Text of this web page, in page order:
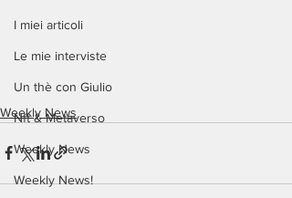
I miei articoli
Le mie interviste
Un thè con Giulio
Nft & Metaverso
Weekly News
Weekly News!
Weekly News